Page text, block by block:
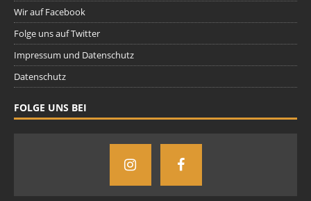
Wir auf Facebook
Folge uns auf Twitter
Impressum und Datenschutz
Datenschutz
FOLGE UNS BEI